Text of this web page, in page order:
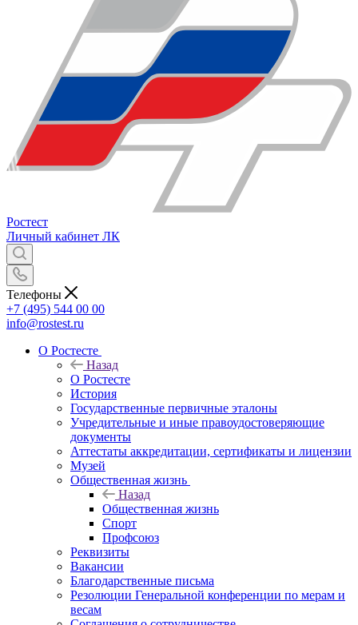
Ростест
Личный кабинет ЛК
Телефоны
+7 (495) 544 00 00
info@rostest.ru
О Ростесте
Назад
О Ростесте
История
Государственные первичные эталоны
Учредительные и иные правоудостоверяющие
документы
Аттестаты аккредитации, сертификаты и лицензии
Музей
Общественная жизнь
Назад
Общественная жизнь
Спорт
Профсоюз
Реквизиты
Вакансии
Благодарственные письма
Резолюции Генеральной конференции по мерам и
весам